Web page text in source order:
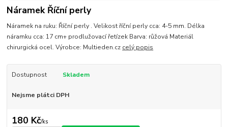
Náramek Říční perly
Náramek na ruku: Říční perly . Velikost říční perly cca: 4-5 mm. Délka
náramku cca: 17 cm+ prodlužovací řetízek Barva: růžová Materiál
chirurgická ocel. Výrobce: Multieden.cz celý popis
Dostupnost Skladem
Nejsme plátci DPH
180 Kč/ks